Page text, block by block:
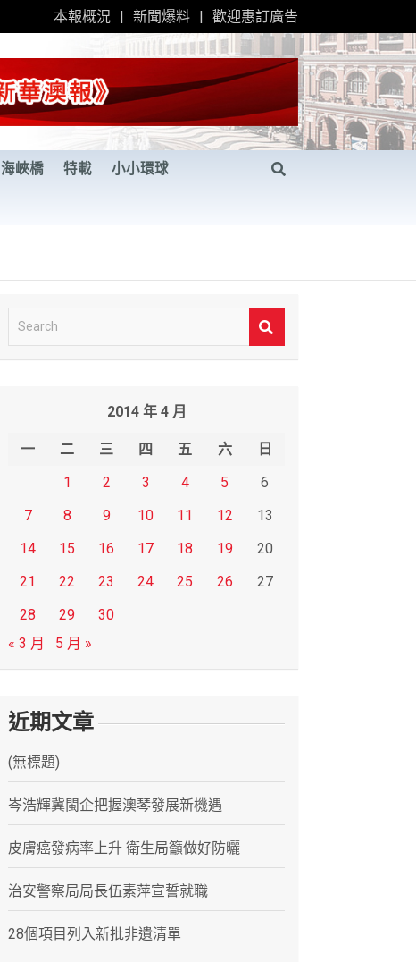
本報概況 新聞爆料 歡迎惠訂廣告
海峽橋 特載 小小環球
e
2014 年 4 月
一 二 三 四 五 六
日
1
2 3 4 5
6
7
8 9 10 11 12
13
14
15 16 17 18 19
20
21
22 23 24 25 26
27
28
29
30
« 3 月
5 月 »
近期文章
(無標題)
岑浩輝冀閩企把握澳琴發展新機遇
皮膚癌發病率上升 衛生局籲做好防曬
治安警察局局長伍素萍宣誓就職
28個項目列入新批非遺清單